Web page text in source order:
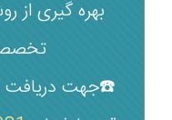
بهره گیری از
☎️جهت دریافت